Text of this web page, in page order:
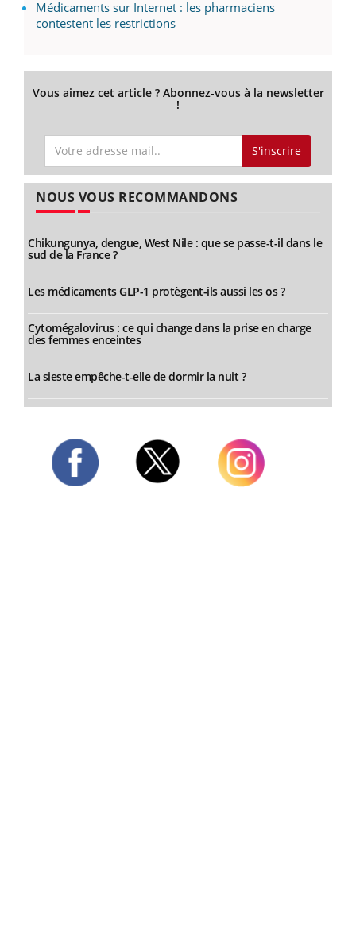
Médicaments sur Internet : les pharmaciens
contestent les restrictions
Vous aimez cet article ? Abonnez-vous à la newsletter
!
S'inscrire
NOUS VOUS RECOMMANDONS
Chikungunya, dengue, West Nile : que se passe-t-il dans le
sud de la France ?
Les médicaments GLP-1 protègent-ils aussi les os ?
Cytomégalovirus : ce qui change dans la prise en charge
des femmes enceintes
La sieste empêche-t-elle de dormir la nuit ?